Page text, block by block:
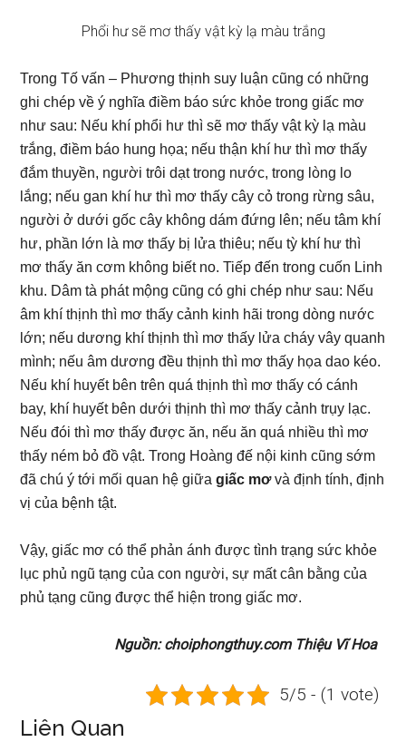
Phổi hư sẽ mơ thấy vật kỳ lạ màu trắng
Trong Tố vấn – Phương thịnh suy luận cũng có những
ghi chép về ý nghĩa điềm báo sức khỏe trong giấc mơ
như sau: Nếu khí phổi hư thì sẽ mơ thấy vật kỳ lạ màu
trắng, điềm báo hung họa; nếu thận khí hư thì mơ thấy
đắm thuyền, người trôi dạt trong nước, trong lòng lo
lắng; nếu gan khí hư thì mơ thấy cây cỏ trong rừng sâu,
người ở dưới gốc cây không dám đứng lên; nếu tâm khí
hư, phần lớn là mơ thấy bị lửa thiêu; nếu tỳ khí hư thì
mơ thấy ăn cơm không biết no. Tiếp đến trong cuốn Linh
khu. Dâm tà phát mộng cũng có ghi chép như sau: Nếu
âm khí thịnh thì mơ thấy cảnh kinh hãi trong dòng nước
lớn; nếu dương khí thịnh thì mơ thấy lửa cháy vây quanh
mình; nếu âm dương đều thịnh thì mơ thấy họa dao kéo.
Nếu khí huyết bên trên quá thịnh thì mơ thấy có cánh
bay, khí huyết bên dưới thịnh thì mơ thấy cảnh trụy lạc.
Nếu đói thì mơ thấy được ăn, nếu ăn quá nhiều thì mơ
thấy ném bỏ đồ vật. Trong Hoàng đế nội kinh cũng sớm
đã chú ý tới mối quan hệ giữagiấc mơvà định tính, định
vị của bệnh tật.
Vậy, giấc mơ có thể phản ánh được tình trạng sức khỏe
lục phủ ngũ tạng của con người, sự mất cân bằng của
phủ tạng cũng được thể hiện trong giấc mơ.
Nguồn: choiphongthuy.com Thiệu Vĩ Hoa
5/5 - (1 vote)
Liên Quan